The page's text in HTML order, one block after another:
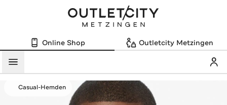
Online Shop Outletcity Metzingen
Menü
Casual-Hemden